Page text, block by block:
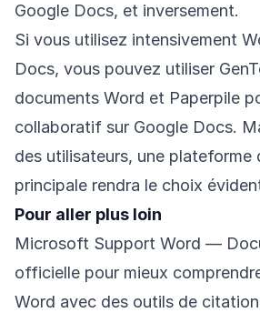
Google Docs, et inversement.
Si vous utilisez intensivement
Docs, vous pouvez utiliser
documents Word et Paperpile
collaboratif sur Google Docs.
des utilisateurs, une plateforme
principale rendra le choix
Pour aller plus loin
Microsoft Support Word —
officielle pour mieux
Word avec des outils de